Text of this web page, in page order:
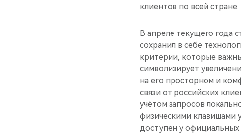
клиентов по всей стране.
В апреле текущего года
сохранил в себе
критерии, которые
символизирует
на его просторном и
связи от российских
учётом запросов
физическими клавишами
доступен у официальных